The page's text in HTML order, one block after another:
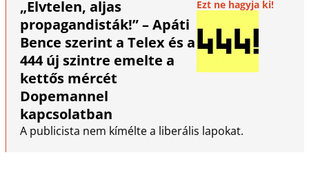
„Elvtelen, aljas
propagandisták!” – Apáti
Bence szerint a Telex és a
444 új szintre emelte a
kettős mércét
Dopemannel
kapcsolatban
Ezt ne hagyja ki!
A publicista nem kímélte a liberális lapokat.